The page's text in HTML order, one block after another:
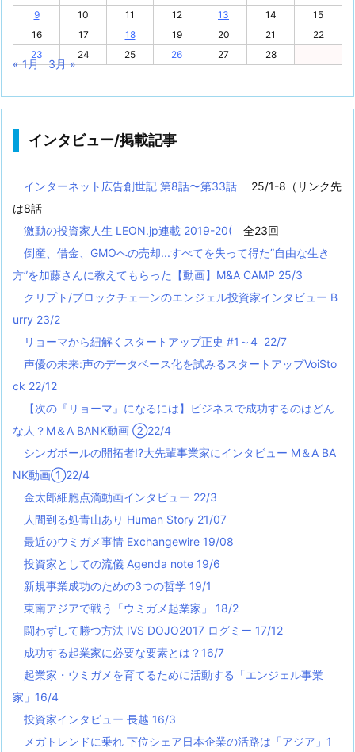
9
10 11 12 13 14
15
16
17 18 19 20 21
22
23
24 25 26 27 28
« 1月 3月 »
インタビュー/掲載記事
インターネット広告創世記 第8話〜第33話
25/1-8（リンク先
は8話
激動の投資家人生 LEON.jp連載 2019-20(
全23回
倒産、借金、GMOへの売却...すべてを失って得た”自由な生き
方”を加藤さんに教えてもらった【動画】M&A CAMP 25/3
クリプト/ブロックチェーンのエンジェル投資家インタビュー B
urry 23/2
リョーマから紐解くスタートアップ正史 #1～4 22/7
声優の未来:声のデータベース化を試みるスタートアップVoiSto
ck 22/12
【次の『リョーマ』になるには】ビジネスで成功するのはどん
な人？M＆A BANK動画 ②22/4
シンガポールの開拓者!?大先輩事業家にインタビュー M＆A BA
NK動画①22/4
金太郎細胞点滴動画インタビュー 22/3
人間到る処青山あり Human Story 21/07
最近のウミガメ事情 Exchangewire 19/08
投資家としての流儀 Agenda note 19/6
新規事業成功のための3つの哲学 19/1
東南アジアで戦う「ウミガメ起業家」 18/2
闘わずして勝つ方法 IVS DOJO2017 ログミー 17/12
成功する起業家に必要な要素とは？16/7
起業家・ウミガメを育てるために活動する「エンジェル事業
家」16/4
投資家インタビュー 長越 16/3
メガトレンドに乗れ 下位シェア日本企業の活路は「アジア」1